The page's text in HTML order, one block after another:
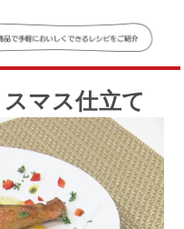
マス仕立て